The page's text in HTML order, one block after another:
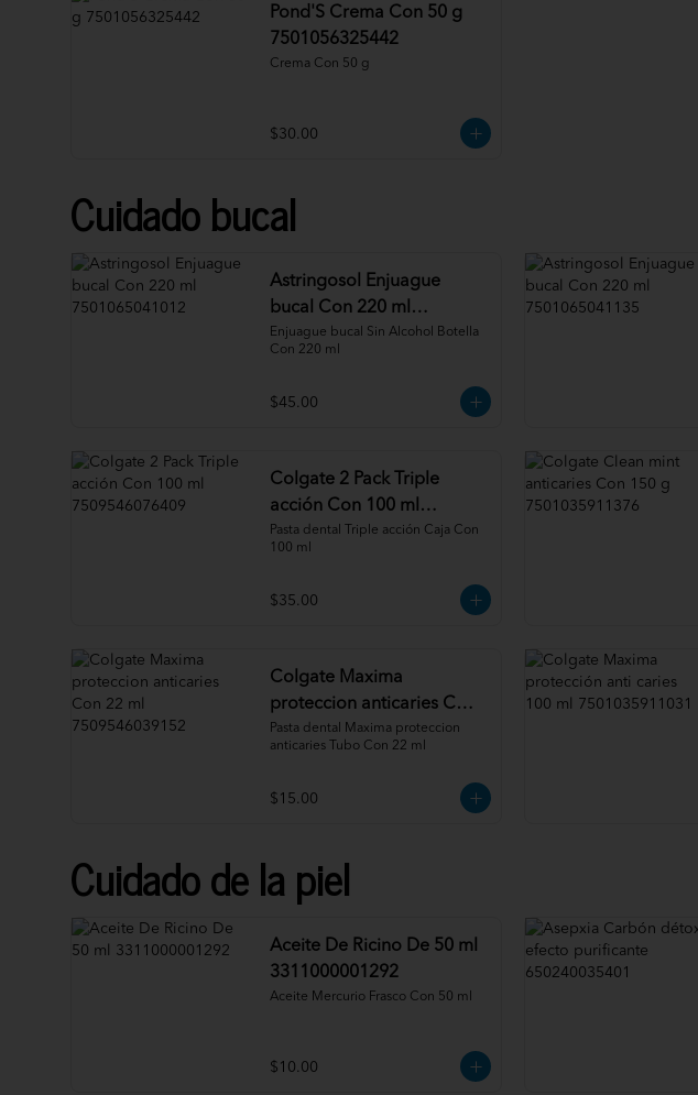
Pond'S Crema Con 50 g
7501056325442
Crema Con 50 g
$30.00
Cuidado bucal
Astringosol Enjuague
bucal Con 220 ml
7501065041012
Enjuague bucal Sin Alcohol Botella
Con 220 ml
$45.00
Colgate 2 Pack Triple
acción Con 100 ml
7509546076409
Pasta dental Triple acción Caja Con
100 ml
$35.00
Colgate Maxima
proteccion anticaries Con
22 ml 7509546039152
Pasta dental Maxima proteccion
anticaries Tubo Con 22 ml
$15.00
Cuidado de la piel
Aceite De Ricino De 50 ml
3311000001292
Aceite Mercurio Frasco Con 50 ml
$10.00